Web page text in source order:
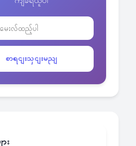
စာရငျးသှငျးမညျ
း